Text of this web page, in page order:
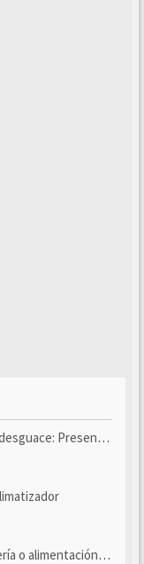
y seguimiento
eléctri...